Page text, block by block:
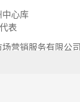
中心库
表